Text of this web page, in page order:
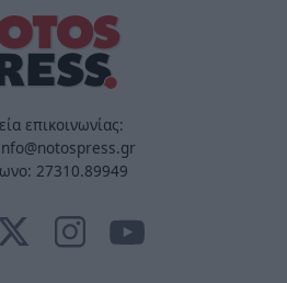
επικοινωνίας:
27310.89949